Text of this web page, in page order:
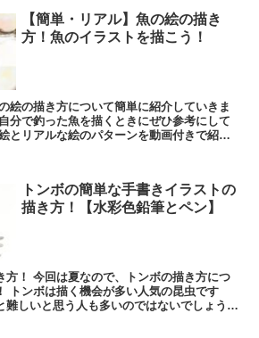
【簡単・リアル】魚の絵の描き
方！魚のイラストを描こう！
絵の描き方について簡単に紹介していきま
分で釣った魚を描くときにぜひ参考にして
とリアルな絵のパターンを動画付きで紹介
トンボの簡単な手書きイラストの
描き方！【水彩色鉛筆とペン】
方！ 今回は夏なので、トンボの描き方につ
トンボは描く機会が多い人気の昆虫です
難しいと思う人も多いのではないでしょう